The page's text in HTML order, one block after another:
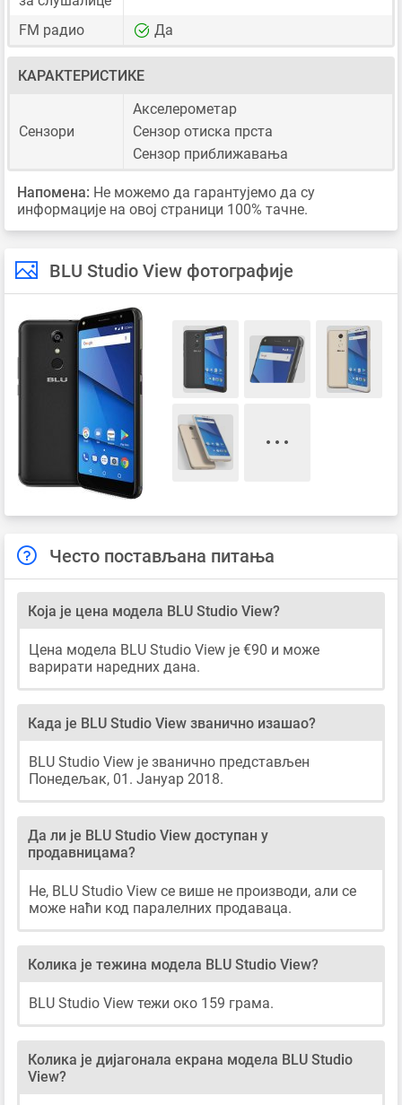
FM радио
Да
КАРАКТЕРИСТИКЕ
Сензори
Акселерометар
Сензор отиска прста
Сензор приближавања
Напомена: Не можемо да гарантујемо да су
информације на овој страници 100% тачне.
BLU Studio View фотографије
Често постављана питања
Која је цена модела BLU Studio View?
Цена модела BLU Studio View је €90 и може
варирати наредних дана.
Када је BLU Studio View званично изашао?
BLU Studio View је званично представљен
Понедељак, 01. Јануар 2018.
Да ли је BLU Studio View доступан у
продавницама?
Не, BLU Studio View се више не производи, али се
може наћи код паралелних продаваца.
Колика је тежина модела BLU Studio View?
BLU Studio View тежи око 159 грама.
Колика је дијагонала екрана модела BLU Studio
View?